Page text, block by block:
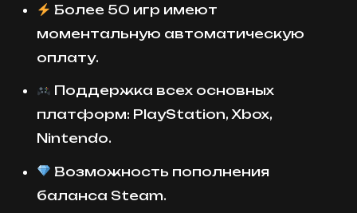
Более 50 игр имеют
моментальную автоматическую
оплату.
Поддержка всех основных
платформ: PlayStation, Xbox,
Nintendo.
Возможность пополнения
баланса Steam.